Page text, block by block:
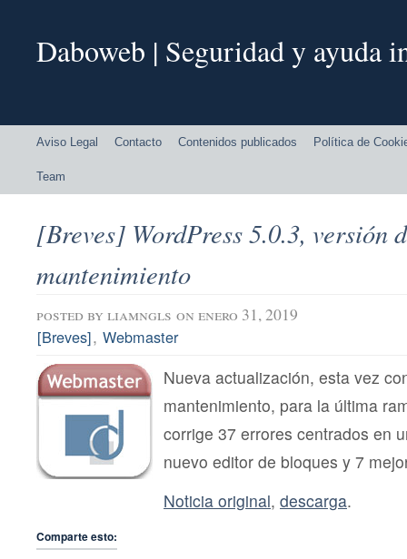
Daboweb | Seguridad y ayuda
Aviso Legal Contacto Contenidos publicados Política de
Team
[Breves] WordPress 5.0.3, versión
mantenimiento
posted by liamngls on enero 31, 2019
[Breves], Webmaster
Nueva actualización, esta vez
mantenimiento, para la última
corrige 37 errores centrados en
nuevo editor de bloques y 7
Noticia original, descarga.
Comparte esto: